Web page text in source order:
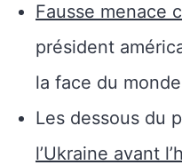
Fausse menace
président
la face du
Les dessous du
l’Ukraine avant